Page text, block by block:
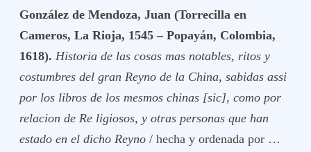
González de Mendoza, Juan (Torrecilla en
Cameros, La Rioja, 1545 – Popayán, Colombia,
1618).Historia de las cosas mas notables, ritos y
costumbres del gran Reyno de la China, sabidas assi
por los libros de los mesmos chinas [sic], como por
relacion de Re ligiosos, y otras personas que han
estado en el dicho Reyno / hecha y ordenada por …